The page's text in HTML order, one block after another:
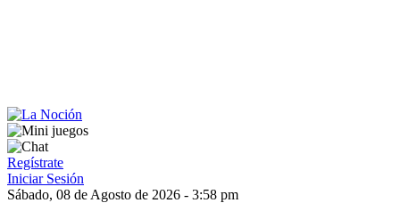
Regístrate
Iniciar Sesión
Sábado, 08 de Agosto de 2026 - 3:58 pm